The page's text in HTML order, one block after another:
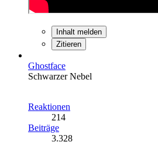
Inhalt melden
Zitieren
Ghostface
Schwarzer Nebel
Reaktionen
214
Beiträge
3.328